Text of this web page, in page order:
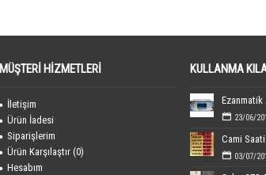
MÜŞTERI HIZMETLERI
İletişim
Ürün İadesi
Siparişlerim
Ürün Karşılaştır (0)
Hesabım
KULLANMA
23/06/
Cami Saati
03/07/